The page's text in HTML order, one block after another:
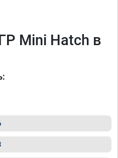
Mini Hatch в